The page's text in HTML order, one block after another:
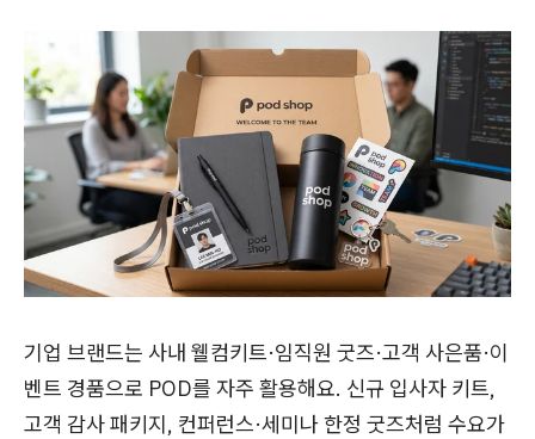
기업 브랜드는 사내 웰컴키트·임직원 굿즈·고객 사은품·이
벤트 경품으로 POD를 자주 활용해요. 신규 입사자 키트,
고객 감사 패키지, 컨퍼런스·세미나 한정 굿즈처럼 수요가